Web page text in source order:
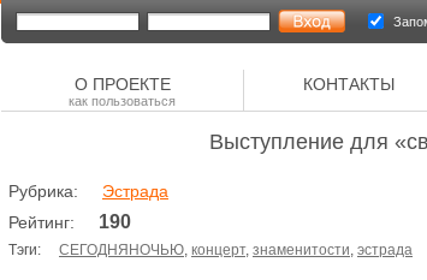
О ПРОЕКТЕ
как пользоваться
КОНТАКТЫ
Выступление для
Рубрика: Эстрада
Рейтинг: 190
Тэги: СЕГОДНЯНОЧЬЮ, концерт, знаменитости, эстрада